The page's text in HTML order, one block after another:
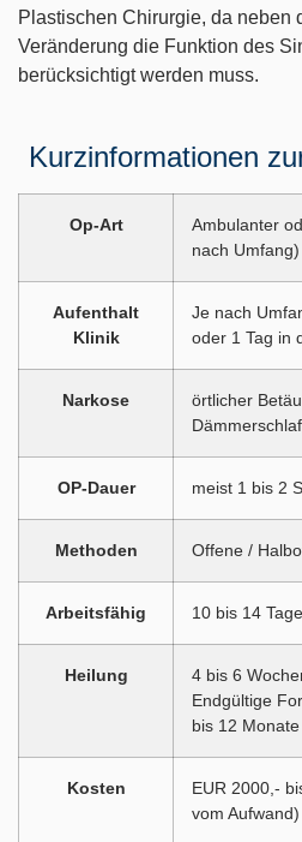
Plastischen Chirurgie, da neben
Veränderung die Funktion des
berücksichtigt werden muss.
Kurzinformationen
Op-Art
Ambulanter
nach Umfang)
Aufenthalt
Klinik
Je nach
oder 1 Tag in
Narkose
örtlicher
OP-Dauer meist 1 bis 2
Methoden Offene /
Arbeitsfähig 10 bis 14
Heilung
4 bis 6
Endgültige
bis 12 Monate
Kosten
EUR 2000,-
vom Aufwand)